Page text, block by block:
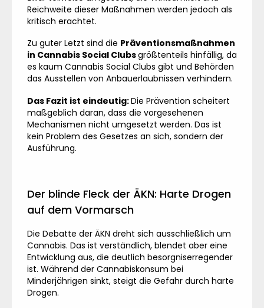
Reichweite dieser Maßnahmen werden jedoch als
kritisch erachtet.
Zu guter Letzt sind die Präventionsmaßnahmen
in Cannabis Social Clubsgrößtenteils hinfällig, da
es kaum Cannabis Social Clubs gibt und Behörden
das Ausstellen von Anbauerlaubnissen verhindern.
Das Fazit ist eindeutig:Die Prävention scheitert
maßgeblich daran, dass die vorgesehenen
Mechanismen nicht umgesetzt werden. Das ist
kein Problem des Gesetzes an sich, sondern der
Ausführung.
Der blinde Fleck der ÄKN: Harte Drogen
auf dem Vormarsch
Die Debatte der ÄKN dreht sich ausschließlich um
Cannabis. Das ist verständlich, blendet aber eine
Entwicklung aus, die deutlich besorgniserregender
ist. Während der Cannabiskonsum bei
Minderjährigen sinkt, steigt die Gefahr durch harte
Drogen.